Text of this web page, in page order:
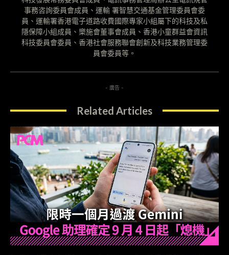
事務咨詢委員會成員、運輸 署智慧交通基金管理委員會委
員、運輸署香港電子道路收費國際專家小組屬下的科技及私
隱保障小組成員、樂施會董事會成員、香港小童群益會資訊
科技委員會委員、香港社會服務聯會創新及科技業務管理委
員會委員等。
- 廣告 -
Related Articles